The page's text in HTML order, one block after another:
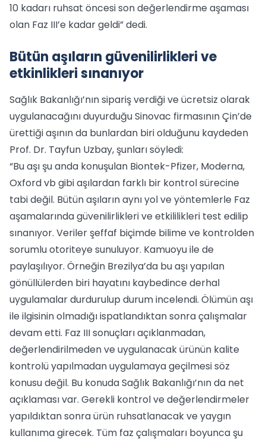
10 kadarı ruhsat öncesi son değerlendirme aşaması
olan Faz III’e kadar geldi” dedi.
Bütün aşıların güvenilirlikleri ve
etkinlikleri sınanıyor
Sağlık Bakanlığı’nın sipariş verdiği ve ücretsiz olarak
uygulanacağını duyurduğu Sinovac firmasının Çin’de
ürettiği aşının da bunlardan biri olduğunu kaydeden
Prof. Dr. Tayfun Uzbay, şunları söyledi:
“Bu aşı şu anda konuşulan Biontek-Pfizer, Moderna,
Oxford vb gibi aşılardan farklı bir kontrol sürecine
tabi değil. Bütün aşıların aynı yol ve yöntemlerle Faz
aşamalarında güvenilirlikleri ve etkililikleri test edilip
sınanıyor. Veriler şeffaf biçimde bilime ve kontrolden
sorumlu otoriteye sunuluyor. Kamuoyu ile de
paylaşılıyor. Örneğin Brezilya’da bu aşı yapılan
gönüllülerden biri hayatını kaybedince derhal
uygulamalar durdurulup durum incelendi. Ölümün aşı
ile ilgisinin olmadığı ispatlandıktan sonra çalışmalar
devam etti. Faz III sonuçları açıklanmadan,
değerlendirilmeden ve uygulanacak ürünün kalite
kontrolü yapılmadan uygulamaya geçilmesi söz
konusu değil. Bu konuda Sağlık Bakanlığı’nın da net
açıklaması var. Gerekli kontrol ve değerlendirmeler
yapıldıktan sonra ürün ruhsatlanacak ve yaygın
kullanıma girecek. Tüm faz çalışmaları boyunca şu